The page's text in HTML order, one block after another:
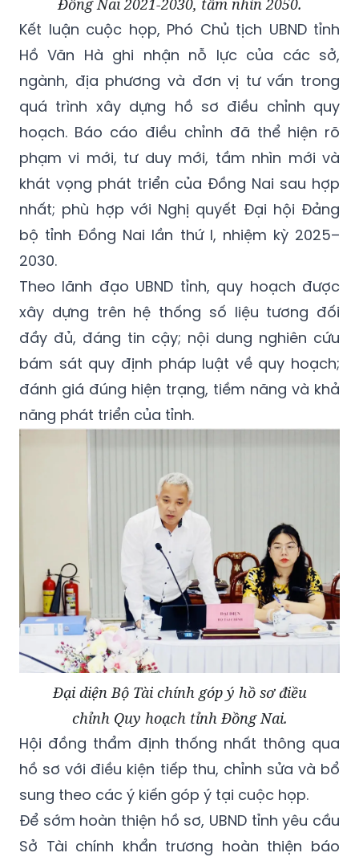
Kết luận cuộc họp, Phó Chủ tịch UBND tỉnh
Hồ Văn Hà ghi nhận nỗ lực của các sở,
ngành, địa phương và đơn vị tư vấn trong
quá trình xây dựng hồ sơ điều chỉnh quy
hoạch. Báo cáo điều chỉnh đã thể hiện rõ
phạm vi mới, tư duy mới, tầm nhìn mới và
khát vọng phát triển của Đồng Nai sau hợp
nhất; phù hợp với Nghị quyết Đại hội Đảng
bộ tỉnh Đồng Nai lần thứ I, nhiệm kỳ 2025–
2030.
Theo lãnh đạo UBND tỉnh, quy hoạch được
xây dựng trên hệ thống số liệu tương đối
đầy đủ, đáng tin cậy; nội dung nghiên cứu
bám sát quy định pháp luật về quy hoạch;
đánh giá đúng hiện trạng, tiềm năng và khả
năng phát triển của tỉnh.
Đại diện Bộ Tài chính góp ý hồ sơ điều
chỉnh Quy hoạch tỉnh Đồng Nai.
Hội đồng thẩm định thống nhất thông qua
hồ sơ với điều kiện tiếp thu, chỉnh sửa và bổ
sung theo các ý kiến góp ý tại cuộc họp.
Để sớm hoàn thiện hồ sơ, UBND tỉnh yêu cầu
Sở Tài chính khẩn trương hoàn thiện báo